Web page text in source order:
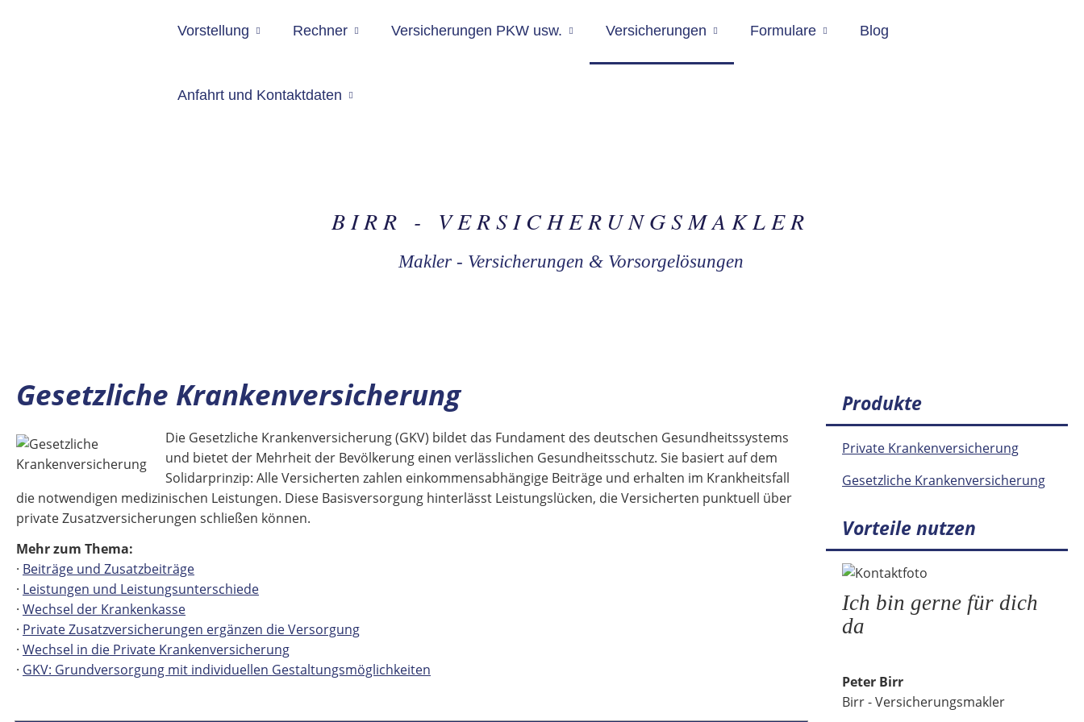
Vorstellung Rechner Versicherungen PKW usw. Versicherungen Formulare Blog
Anfahrt und Kontaktdaten
BIRR - VER­SICHERUNGS­MAKLER
Makler - Versicherungen & Vorsorgelösungen
Produkte
Private Krankenversicherung
Gesetzliche Krankenversicherung
Vorteile nutzen
Ich bin gerne für dich
da
Peter Birr
Birr - Versicherungsmakler
Gesetzliche Krankenversicherung
Die Gesetzliche Krankenversicherung (GKV) bildet das Fundament des deutschen Gesundheitssystems
und bietet der Mehrheit der Bevölkerung einen verlässlichen Gesundheitsschutz. Sie basiert auf dem
Solidarprinzip: Alle Versicherten zahlen einkommensabhängige Beiträge und erhalten im Krankheitsfall
die notwendigen medizinischen Leistungen. Diese Basisversorgung hinterlässt Leistungslücken, die Versicherten punktuell über
private Zusatzversicherungen schließen können.
Mehr zum Thema:
· Beiträge und Zusatzbeiträge
· Leistungen und Leistungsunterschiede
· Wechsel der Krankenkasse
· Private Zusatzversicherungen ergänzen die Versorgung
· Wechsel in die Private Krankenversicherung
· GKV: Grundversorgung mit individuellen Gestaltungsmöglichkeiten